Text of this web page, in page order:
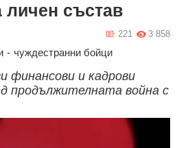
личен състав
3 858
221
- чуждестранни бойци
финансови и кадрови
продължителната война с